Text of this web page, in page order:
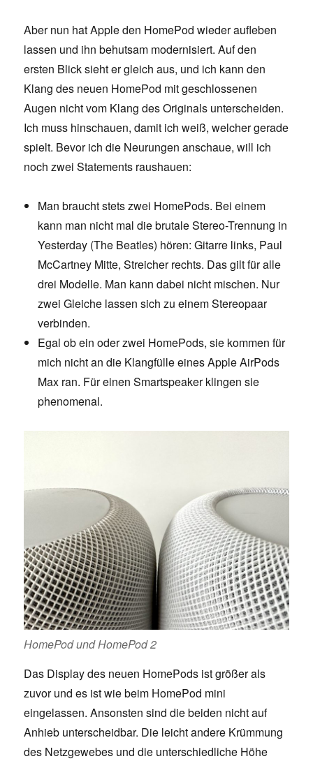
Aber nun hat Apple den HomePod wieder aufleben
lassen und ihn behutsam modernisiert. Auf den
ersten Blick sieht er gleich aus, und ich kann den
Klang des neuen HomePod mit geschlossenen
Augen nicht vom Klang des Originals unterscheiden.
Ich muss hinschauen, damit ich weiß, welcher gerade
spielt. Bevor ich die Neurungen anschaue, will ich
noch zwei Statements raushauen:
Man braucht stets zwei HomePods. Bei einem
kann man nicht mal die brutale Stereo-Trennung in
Yesterday (The Beatles) hören: Gitarre links, Paul
McCartney Mitte, Streicher rechts. Das gilt für alle
drei Modelle. Man kann dabei nicht mischen. Nur
zwei Gleiche lassen sich zu einem Stereopaar
verbinden.
Egal ob ein oder zwei HomePods, sie kommen für
mich nicht an die Klangfülle eines Apple AirPods
Max ran. Für einen Smartspeaker klingen sie
phenomenal.
HomePod und HomePod 2
Das Display des neuen HomePods ist größer als
zuvor und es ist wie beim HomePod mini
eingelassen. Ansonsten sind die beiden nicht auf
Anhieb unterscheidbar. Die leicht andere Krümmung
des Netzgewebes und die unterschiedliche Höhe